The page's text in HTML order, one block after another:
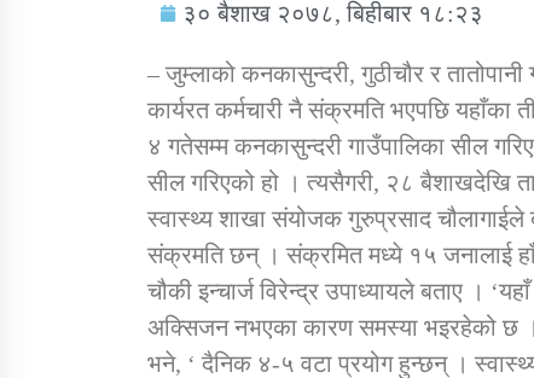
सामाजिक बिकास कार्यालय जुम्लाकाे सुचना
३० बैशाख २०७८, बिहीबार १८:२३
– जुम्लाको कनकासुन्दरी, गुठीचौर र
कार्यरत कर्मचारी नै संक्रमति भएपछि
४ गतेसम्म कनकासुन्दरी गाउँपालिका सील
सील गरिएको हो । त्यसैगरी, २८ बैशाखदेखि
स्वास्थ्य शाखा संयोजक गुरुप्रसाद चौलागाईले
संक्रमति छन् । संक्रमित मध्ये १५ जनालाई
चौकी इन्चार्ज विरेन्द्र उपाध्यायले बताए ।
अक्सिजन नभएका कारण समस्या भइरहेको छ ।
भने, ‘ दैनिक ४-५ वटा प्रयोग हुन्छन् ।